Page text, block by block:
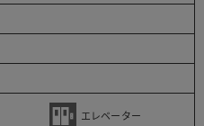
エレベーター